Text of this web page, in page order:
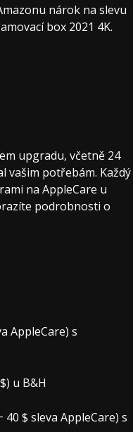
nárok na slevu
box 2021 4K.
upgradu, včetně 24
vašim potřebám. Každý
na AppleCare u
podrobnosti o
AppleCare) s
u B&H
$ sleva AppleCare) s